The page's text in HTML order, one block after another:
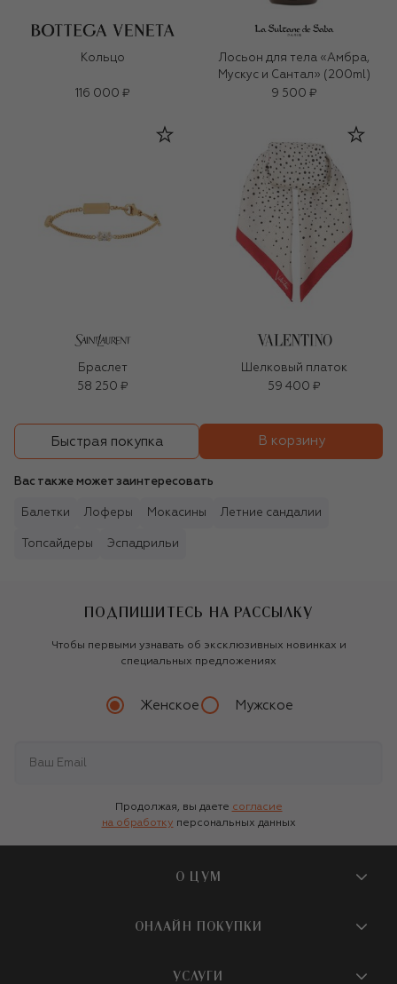
Кольцо
116 000 ₽
Лосьон для тела «Амбра,
Мускус и Сантал» (200ml)
9 500 ₽
Браслет
58 250 ₽
Шелковый платок
59 400 ₽
Быстрая покупка В корзину
Вас также может заинтересовать
Балетки Лоферы Мокасины Летние сандалии
Топсайдеры Эспадрильи
ПОДПИШИТЕСЬ НА РАССЫЛКУ
Чтобы первыми узнавать об эксклюзивных новинках и
специальных предложениях
Женское Мужское
Продолжая, вы даете согласие
на обработку персональных данных
О ЦУМ
О магазине
Бутики и ПВЗ ЦУМ
ОНЛАЙН ПОКУПКИ
УСЛУГИ